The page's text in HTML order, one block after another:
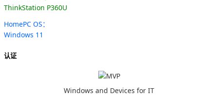
ThinkStation P360U
HomePC OS：
Windows 11
认证
Windows and Devices for IT